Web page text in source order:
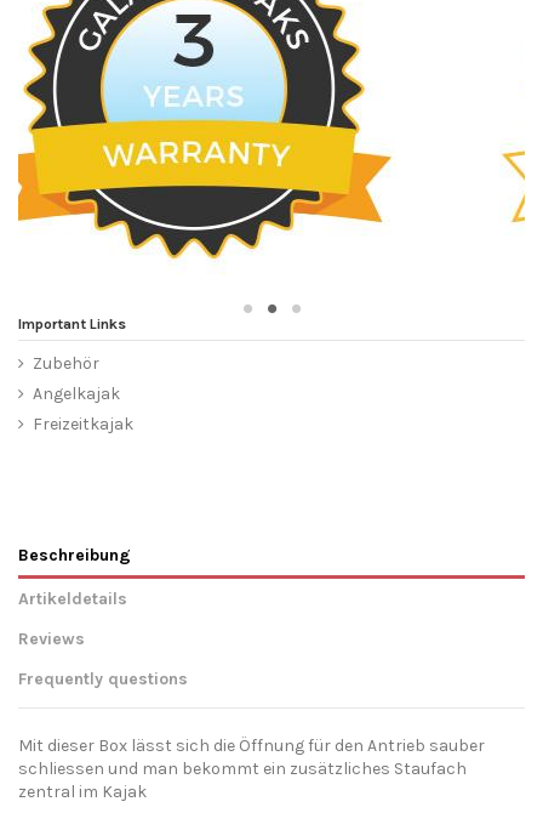
Important Links
Zubehör
Angelkajak
Freizeitkajak
Beschreibung
Artikeldetails
Reviews
Frequently questions
Mit dieser Box lässt sich die Öffnung für den Antrieb sauber
schliessen und man bekommt ein zusätzliches Staufach
zentral im Kajak